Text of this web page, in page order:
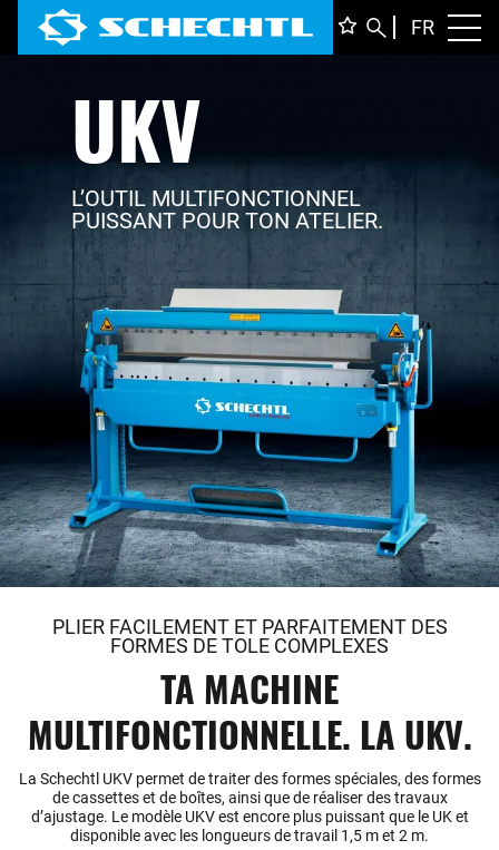
FR
UKV
L’OUTIL MULTIFONCTIONNEL
PUISSANT POUR TON ATELIER.
PLIER FACILEMENT ET PARFAITEMENT DES
FORMES DE TOLE COMPLEXES
TA MACHINE
MULTIFONCTIONNELLE. LA UKV.
La Schechtl UKV permet de traiter des formes spéciales, des formes
de cassettes et de boîtes, ainsi que de réaliser des travaux
d’ajustage. Le modèle UKV est encore plus puissant que le UK et
disponible avec les longueurs de travail 1,5 m et 2 m.